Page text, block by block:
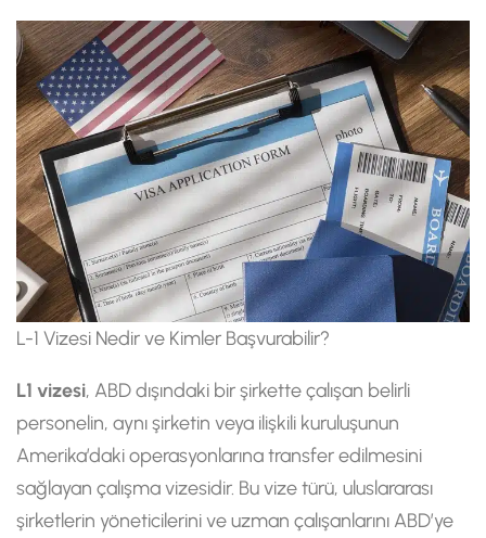
L-1 Vizesi Nedir ve Kimler Başvurabilir?
L1 vizesi, ABD dışındaki bir şirkette çalışan belirli
personelin, aynı şirketin veya ilişkili kuruluşunun
Amerika’daki operasyonlarına transfer edilmesini
sağlayan çalışma vizesidir. Bu vize türü, uluslararası
şirketlerin yöneticilerini ve uzman çalışanlarını ABD’ye